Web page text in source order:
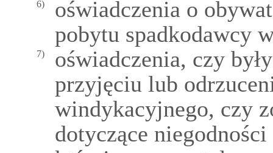
6)
oświadczenia o
pobytu spadkodawcy
7)
oświadczenia, czy
przyjęciu lub
windykacyjnego, czy
dotyczące